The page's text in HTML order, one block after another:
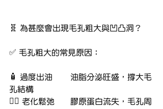
🧬 為甚麼會出現毛孔粗大與凹凸洞？
✅ 毛孔粗大的常見原因：
🧴 過度出油	油脂分泌旺盛，撐大毛
孔結構
🧖‍♀ 老化鬆弛	膠原蛋白流失，毛孔周